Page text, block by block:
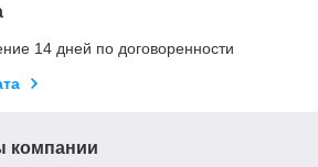
14 дней по договоренности
компании